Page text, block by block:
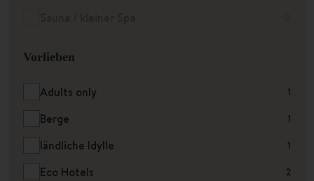
Vorlieben
Adults only 1
Berge 1
ländliche Idylle 1
Eco Hotels 2